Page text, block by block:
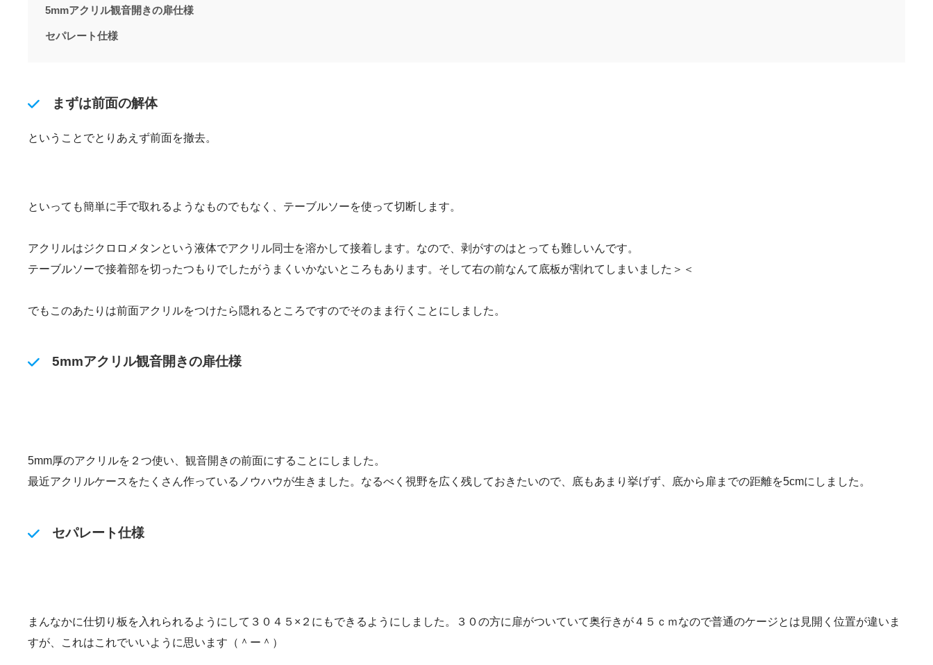
5mmアクリル観音開きの扉仕様
セパレート仕様
まずは前面の解体
ということでとりあえず前面を撤去。
といっても簡単に手で取れるようなものでもなく、テーブルソーを使って切断します。
アクリルはジクロロメタンという液体でアクリル同士を溶かして接着します。なので、剥がすのはとっても難しいんです。
テーブルソーで接着部を切ったつもりでしたがうまくいかないところもあります。そして右の前なんて底板が割れてしまいました＞＜
でもこのあたりは前面アクリルをつけたら隠れるところですのでそのまま行くことにしました。
5mmアクリル観音開きの扉仕様
5mm厚のアクリルを２つ使い、観音開きの前面にすることにしました。
最近アクリルケースをたくさん作っているノウハウが生きました。なるべく視野を広く残しておきたいので、底もあまり挙げず、底から扉までの距離を5cmにしました。
セパレート仕様
まんなかに仕切り板を入れられるようにして３０４５×２にもできるようにしました。３０の方に扉がついていて奥行きが４５ｃｍなので普通のケージとは見開く位置が違いま
すが、これはこれでいいように思います（＾ー＾）